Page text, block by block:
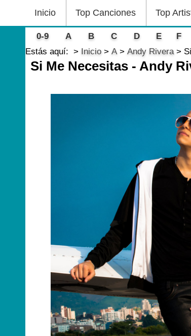
Inicio Top Canciones Top
0-9 A B C D E F
Estás aquí:
Inicio A Andy Rivera
Si Me Necesitas - Andy